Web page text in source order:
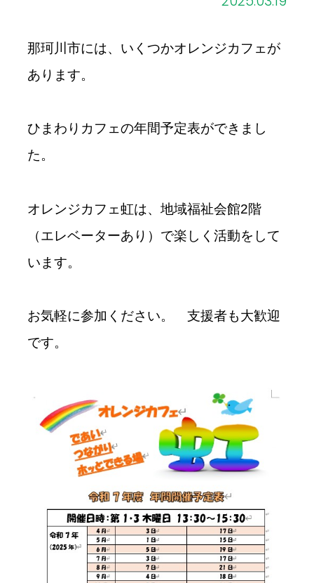
那珂川市には、いくつかオレンジカフェが
あります。
ひまわりカフェの年間予定表ができまし
た。
オレンジカフェ虹は、地域福祉会館2階
（エレベーターあり）で楽しく活動をして
います。
お気軽に参加ください。 支援者も大歓迎
です。